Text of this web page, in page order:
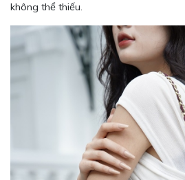
không thể thiếu.